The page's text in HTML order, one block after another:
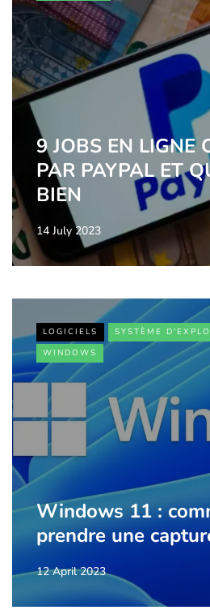
9 JOBS EN LIGNE
PAR PAYPAL ET
BIEN
14 July 2023
LOGICIELS
SYSTÈME
WINDOWS
Windows 11 :
prendre une
12 April 2023